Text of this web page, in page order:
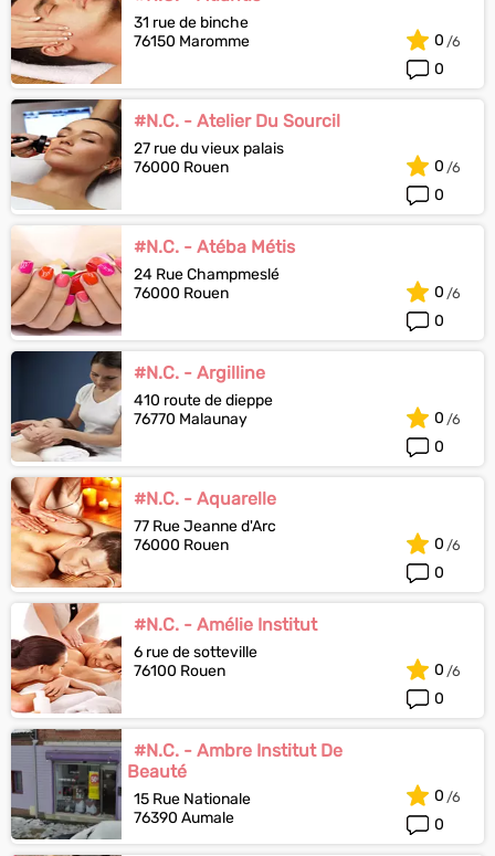
31 rue de binche
76150 Maromme
0
0
#N.C. - Atelier Du Sourcil
27 rue du vieux palais
76000 Rouen
0
0
#N.C. - Atéba Métis
24 Rue Champmeslé
76000 Rouen
0
0
#N.C. - Argilline
410 route de dieppe
76770 Malaunay
0
0
#N.C. - Aquarelle
77 Rue Jeanne d'Arc
76000 Rouen
0
0
#N.C. - Amélie Institut
6 rue de sotteville
76100 Rouen
0
0
#N.C. - Ambre Institut De
Beauté
15 Rue Nationale
76390 Aumale
0
0